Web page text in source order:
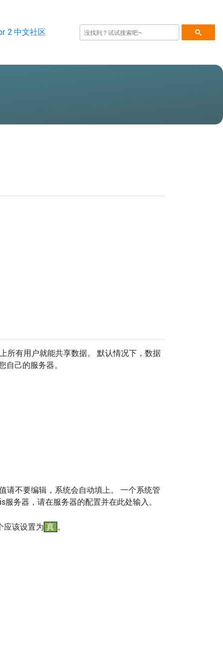
所有用户就能共享数据。 默认情况下，数据
自己的服务器。
请不要编辑，系统会自动填上。 一个系统管
务器，请在服务器的配置并在此处输入。
应该设置为 真 。